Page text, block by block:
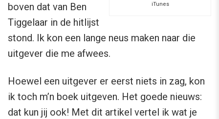
iTunes
boven dat van Ben
Tiggelaar in de hitlijst
stond. Ik kon een lange neus maken naar die
uitgever die me afwees.
Hoewel een uitgever er eerst niets in zag, kon
ik toch m’n boek uitgeven. Het goede nieuws:
dat kun jij ook! Met dit artikel vertel ik wat je